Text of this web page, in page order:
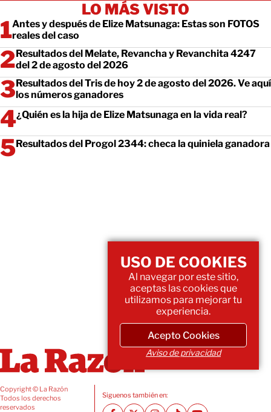
LO MÁS VISTO
Antes y después de Elize Matsunaga: Estas son FOTOS
reales del caso
Resultados del Melate, Revancha y Revanchita 4247
del 2 de agosto del 2026
Resultados del Tris de hoy 2 de agosto del 2026. Ve aquí
los números ganadores
¿Quién es la hija de Elize Matsunaga en la vida real?
Resultados del Progol 2344: checa la quiniela ganadora
Copyright © La Razón
Todos los derechos
reservados
Siguenos también en:
USO DE COOKIES
Al navegar por este sitio,
aceptas las cookies que
utilizamos para mejorar tu
experiencia.
Acepto Cookies
Aviso de privacidad